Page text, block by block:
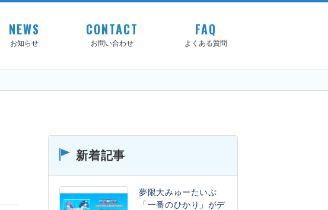
NEWS
お知らせ
CONTACT
お問い合わせ
FAQ
よくある質問
新着記事
夢限大みゅーたいぷ
「一番のひかり」がデ